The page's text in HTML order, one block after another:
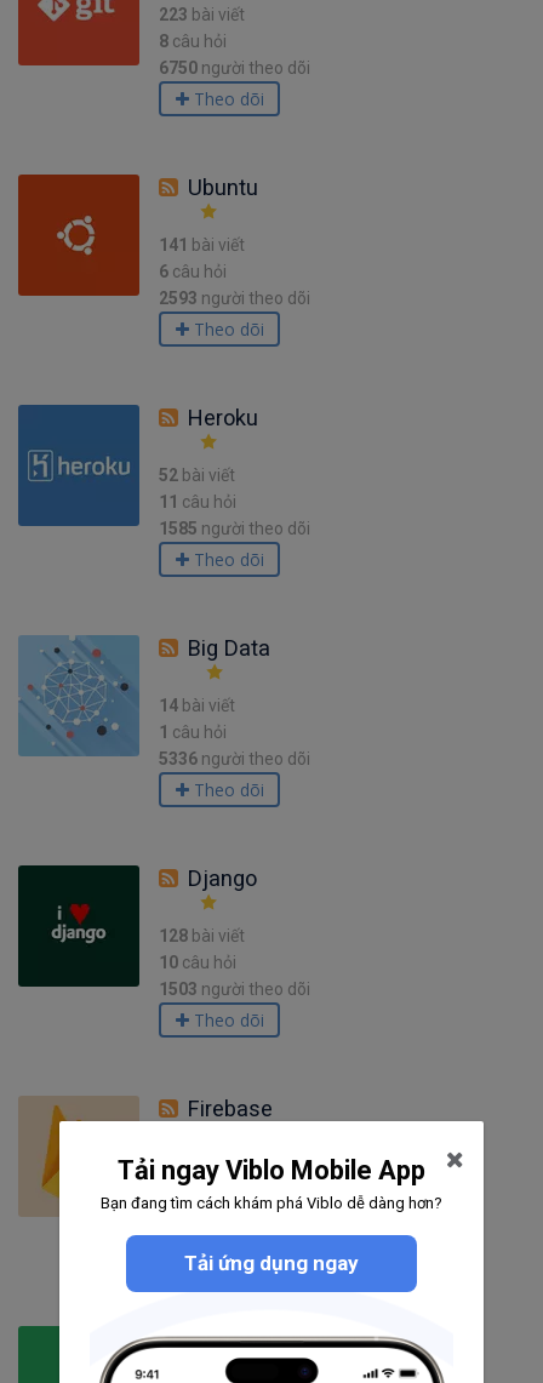
223 bài viết
8 câu hỏi
6750 người theo dõi
Theo dõi
Ubuntu
141 bài viết
6 câu hỏi
2593 người theo dõi
Theo dõi
Heroku
52 bài viết
11 câu hỏi
1585 người theo dõi
Theo dõi
Big Data
14 bài viết
1 câu hỏi
5336 người theo dõi
Theo dõi
Django
128 bài viết
10 câu hỏi
1503 người theo dõi
Theo dõi
Firebase
148bài viết
16 câu hỏi
Theo dõi
Go
Tải ngay Viblo Mobile App
Bạn đang tìm cách khám phá Viblo dễ dàng hơn?
Tải ứng dụng ngay